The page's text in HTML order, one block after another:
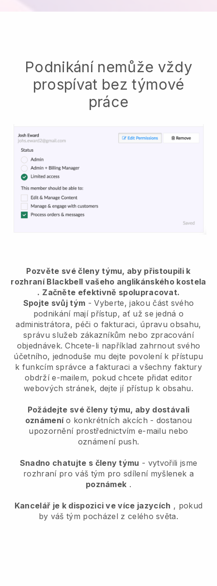
Podnikání nemůže vždy
prospívat bez týmové
práce
Pozvěte své členy týmu, aby přistoupili k
rozhraní Blackbell vašeho anglikánského kostela
. Začněte efektivně spolupracovat.
Spojte svůj tým - Vyberte, jakou část svého
podnikání mají přístup, ať už se jedná o
administrátora, péči o fakturaci, úpravu obsahu,
správu služeb zákazníkům nebo zpracování
objednávek. Chcete-li například zahrnout svého
účetního, jednoduše mu dejte povolení k přístupu
k funkcím správce a fakturaci a všechny faktury
obdrží e-mailem, pokud chcete přidat editor
webových stránek, dejte jí přístup k obsahu.
Požádejte své členy týmu, aby dostávali
oznámenío konkrétních akcích - dostanou
upozornění prostřednictvím e-mailu nebo
oznámení push.
Snadno chatujte s členy týmu - vytvořili jsme
rozhraní pro váš tým pro sdílení myšlenek a
poznámek .
Kancelář je k dispozici ve více jazycích , pokud
by váš tým pocházel z celého světa.